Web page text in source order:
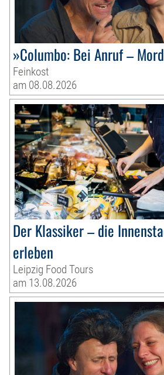
»Columbo: Bei Anruf –
Feinkost
am 08.08.2026
Der Klassiker – die
erleben
Leipzig Food Tours
am 13.08.2026